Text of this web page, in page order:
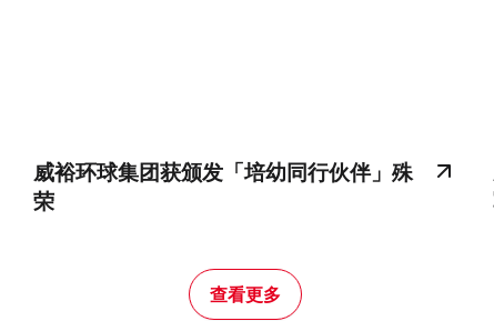
威裕环球集团获颁发「培幼同行伙伴」殊
荣
查看更多